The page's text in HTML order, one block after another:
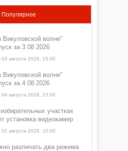
Популярное
Викуловской волне"
за 3 08 2026
03 августа 2026, 15:00
Викуловской волне"
за 4 08 2026
04 августа 2026, 15:00
участках
установка видеокамер
02 августа 2026, 10:00
различать два режима